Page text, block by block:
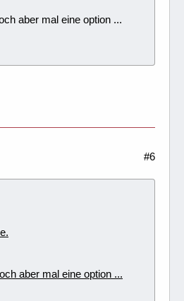
aber mal eine option ...
#6
aber mal eine option ...